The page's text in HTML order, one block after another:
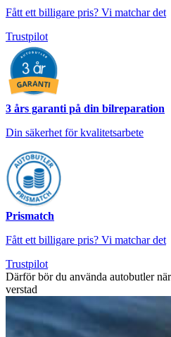
Fått ett billigare pris? Vi matchar det
Trustpilot
3 års garanti på din bilreparation
Din säkerhet för kvalitetsarbete
Prismatch
Fått ett billigare pris? Vi matchar det
Trustpilot
Därför bör du använda autobutler
verstad